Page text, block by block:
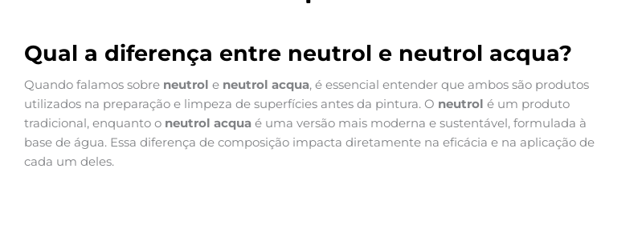
Qual a diferença entre neutrol e neutrol acqua?
Quando falamos sobre neutrol e neutrol acqua, é essencial entender que ambos são produtos
utilizados na preparação e limpeza de superfícies antes da pintura. O neutrol é um produto
tradicional, enquanto o neutrol acqua é uma versão mais moderna e sustentável, formulada à
base de água. Essa diferença de composição impacta diretamente na eficácia e na aplicação de
cada um deles.